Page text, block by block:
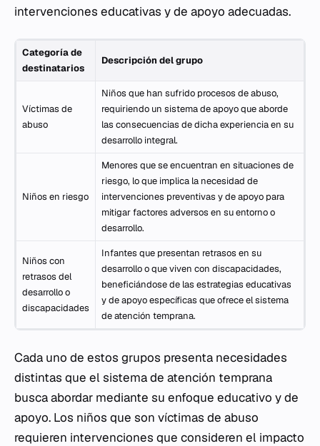
intervenciones educativas y de apoyo adecuadas.
Categoría de
destinatarios
Descripción del grupo
Víctimas de
abuso
Niños que han sufrido procesos de abuso,
requiriendo un sistema de apoyo que aborde
las consecuencias de dicha experiencia en su
desarrollo integral.
Niños en riesgo
Menores que se encuentran en situaciones de
riesgo, lo que implica la necesidad de
intervenciones preventivas y de apoyo para
mitigar factores adversos en su entorno o
desarrollo.
Niños con
retrasos del
desarrollo o
discapacidades
Infantes que presentan retrasos en su
desarrollo o que viven con discapacidades,
beneficiándose de las estrategias educativas
y de apoyo específicas que ofrece el sistema
de atención temprana.
Cada uno de estos grupos presenta necesidades
distintas que el sistema de atención temprana
busca abordar mediante su enfoque educativo y de
apoyo. Los niños que son víctimas de abuso
requieren intervenciones que consideren el impacto